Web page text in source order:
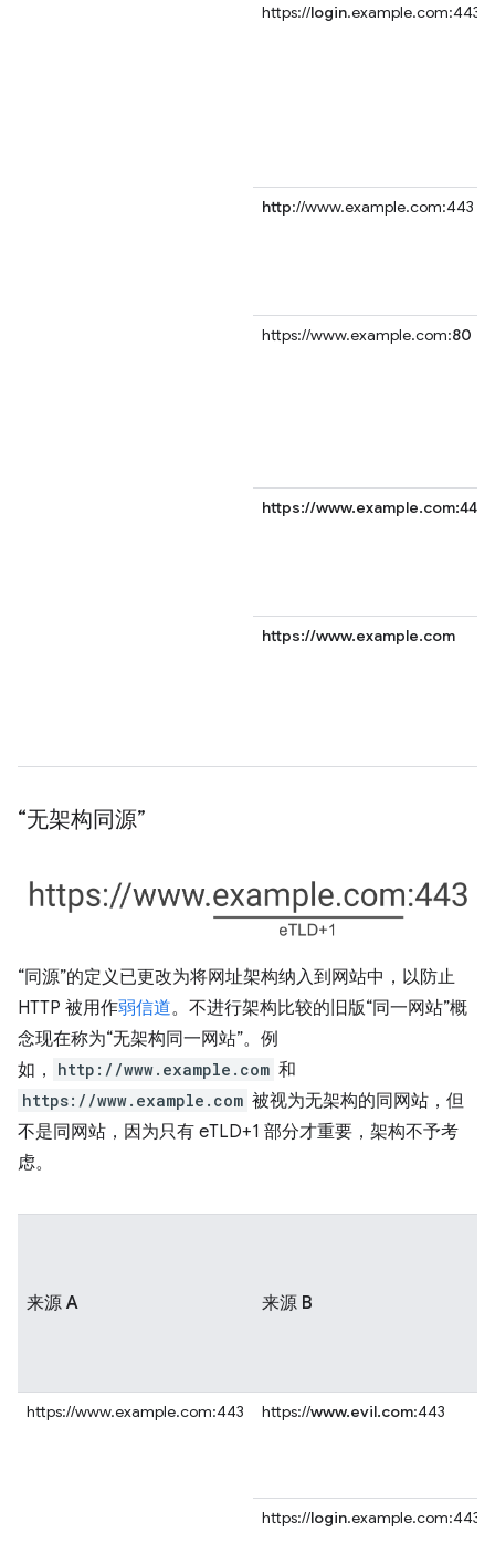
https://login.example.com:443
http://www.example.com:443
https://www.example.com:80
https://www.example.com:443
https://www.example.com
“无架构同源”
“同源”的定义已更改为将网址架构纳入到网站中，以防止
HTTP 被用作弱信道。不进行架构比较的旧版“同一网站”概
念现在称为“无架构同一网站”。例
如，
http://www.example.com 和
https://www.example.com 被视为无架构的同网站，但
不是同网站，因为只有 eTLD+1 部分才重要，架构不予考
虑。
来源 A 来源 B
https://www.example.com:443 https://www.evil.com:443
https://login.example.com:443